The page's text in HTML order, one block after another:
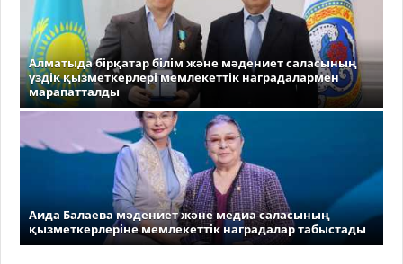
Алматыда бірқатар білім және мәдениет саласының
үздік қызметкерлері мемлекеттік наградалармен
марапатталды
Аида Балаева мәдениет және медиа саласының
қызметкерлеріне мемлекеттік наградалар табыстады